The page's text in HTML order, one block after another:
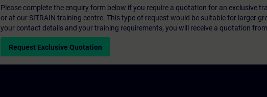
Please complete the enquiry form below if you require a quotation for an exclusive
or at our SITRAIN training centre. This type of request would be suitable for larger
your contact details and your training requirements, you will receive a quotation
Request Exclusive Quotation